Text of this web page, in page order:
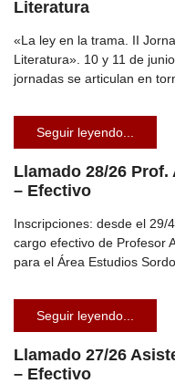
Literatura
«La ley en la trama. II
Literatura». 10 y 11 de
jornadas se articulan en
Seguir leyendo...
Llamado 28/26
– Efectivo
Inscripciones: desde el 29/
cargo efectivo de Profesor
para el Área Estudios
Seguir leyendo...
Llamado 27/26
– Efectivo